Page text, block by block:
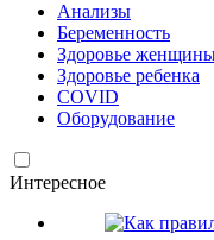
Анализы
Беременность
Здоровье
Здоровье ребенка
COVID
Оборудование
Интересное